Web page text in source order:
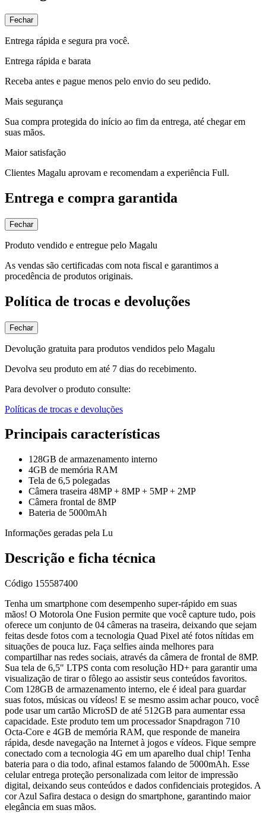
Fechar
Entrega rápida e segura pra você.
Entrega rápida e barata
Receba antes e pague menos pelo envio do seu pedido.
Mais segurança
Sua compra protegida do início ao fim da entrega, até chegar em
suas mãos.
Maior satisfação
Clientes Magalu aprovam e recomendam a experiência Full.
Entrega e compra garantida
Fechar
Produto vendido e entregue pelo Magalu
As vendas são certificadas com nota fiscal e garantimos a
procedência de produtos originais.
Política de trocas e devoluções
Fechar
Devolução gratuita para produtos vendidos pelo Magalu
Devolva seu produto em até 7 dias do recebimento.
Para devolver o produto consulte:
Políticas de trocas e devoluções
Principais características
128GB de armazenamento interno
4GB de memória RAM
Tela de 6,5 polegadas
Câmera traseira 48MP + 8MP + 5MP + 2MP
Câmera frontal de 8MP
Bateria de 5000mAh
Informações geradas pela Lu
Descrição e ficha técnica
Código 155587400
Tenha um smartphone com desempenho super-rápido em suas
mãos! O Motorola One Fusion permite que você capture tudo, pois
oferece um conjunto de 04 câmeras na traseira, deixando que sejam
feitas desde fotos com a tecnologia Quad Pixel até fotos nítidas em
situações de pouca luz. Faça selfies ainda melhores para
compartilhar nas redes sociais, através da câmera de frontal de 8MP.
Sua tela de 6,5" LTPS conta com resolução HD+ para garantir uma
visualização de tirar o fôlego ao assistir seus conteúdos favoritos.
Com 128GB de armazenamento interno, ele é ideal para guardar
suas fotos, músicas ou vídeos! E se mesmo assim achar pouco, você
pode usar um cartão MicroSD de até 512GB para aumentar essa
capacidade. Este produto tem um processador Snapdragon 710
Octa-Core e 4GB de memória RAM, que responde de maneira
rápida, desde navegação na Internet à jogos e vídeos. Fique sempre
conectado com a tecnologia 4G em um aparelho dual chip! Tenha
bateria para o dia todo, afinal estamos falando de 5000mAh. Esse
celular entrega proteção personalizada com leitor de impressão
digital, deixando seus conteúdos e dados confidenciais protegidos. A
cor Azul Safira destaca o design do smartphone, garantindo maior
elegância em suas mãos.